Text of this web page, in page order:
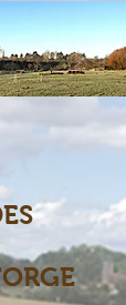
DU